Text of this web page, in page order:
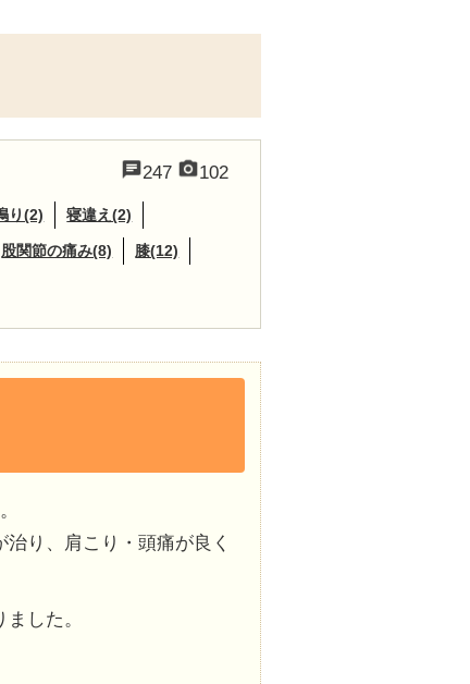
247 102
り(2) 寝違え(2)
股関節の痛み(8) 膝(12)
り、肩こり・頭痛が良く
した。